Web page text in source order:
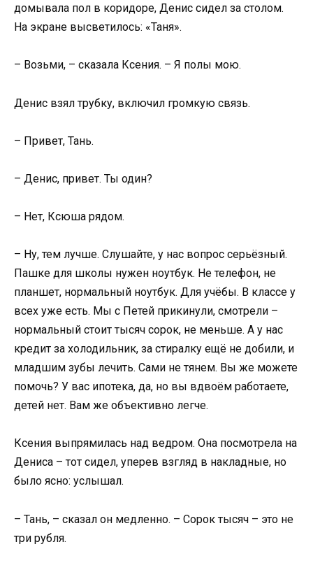
домывала пол в коридоре, Денис сидел за столом.
На экране высветилось: «Таня».
– Возьми, – сказала Ксения. – Я полы мою.
Денис взял трубку, включил громкую связь.
– Привет, Тань.
– Денис, привет. Ты один?
– Нет, Ксюша рядом.
– Ну, тем лучше. Слушайте, у нас вопрос серьёзный.
Пашке для школы нужен ноутбук. Не телефон, не
планшет, нормальный ноутбук. Для учёбы. В классе у
всех уже есть. Мы с Петей прикинули, смотрели –
нормальный стоит тысяч сорок, не меньше. А у нас
кредит за холодильник, за стиралку ещё не добили, и
младшим зубы лечить. Сами не тянем. Вы же можете
помочь? У вас ипотека, да, но вы вдвоём работаете,
детей нет. Вам же объективно легче.
Ксения выпрямилась над ведром. Она посмотрела на
Дениса – тот сидел, уперев взгляд в накладные, но
было ясно: услышал.
– Тань, – сказал он медленно. – Сорок тысяч – это не
три рубля.